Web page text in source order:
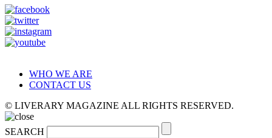
WHO WE ARE
CONTACT US
© LIVERARY MAGAZINE ALL RIGHTS RESERVED.
SEARCH